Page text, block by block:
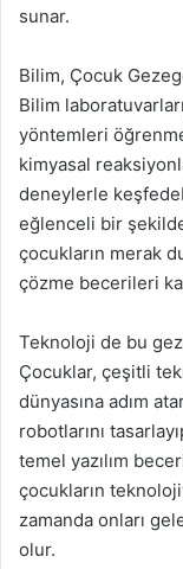
sunar.
Bilim, Çocuk
Bilim
yöntemleri
kimyasal
deneylerle
eğlenceli bir
çocukların merak
çözme becerileri
Teknoloji de bu
Çocuklar, çeşitli
dünyasına adım
robotlarını
temel yazılım
çocukların
zamanda onları
olur.